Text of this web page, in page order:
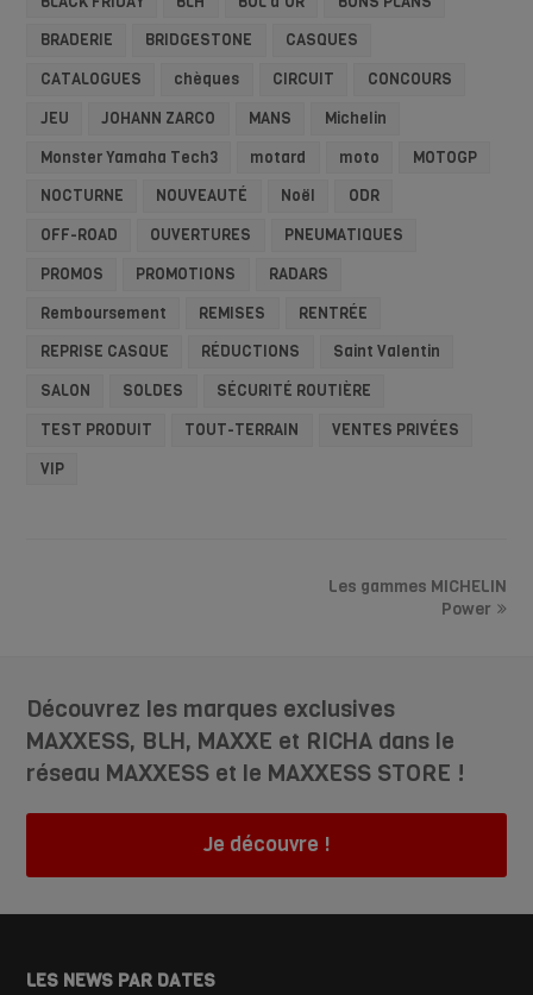
BRADERIE
BRIDGESTONE
CASQUES
CATALOGUES
chèques CIRCUIT
CONCOURS
JEU
JOHANN ZARCO MANS
Michelin
Monster Yamaha Tech3
motard moto
MOTOGP
NOCTURNE
NOUVEAUTÉ Noël
ODR
OFF-ROAD
OUVERTURES
PNEUMATIQUES
PROMOS
PROMOTIONS
RADARS
Remboursement
REMISES
RENTRÉE
REPRISE CASQUE
RÉDUCTIONS
Saint Valentin
SALON
SOLDES
SÉCURITÉ ROUTIÈRE
TEST PRODUIT
TOUT-TERRAIN
VENTES PRIVÉES
VIP
Les gammes MICHELIN
Power
Découvrez les marques exclusives
MAXXESS, BLH, MAXXE et RICHA dans le
réseau MAXXESS et le MAXXESS STORE !
Je découvre !
LES NEWS PAR DATES